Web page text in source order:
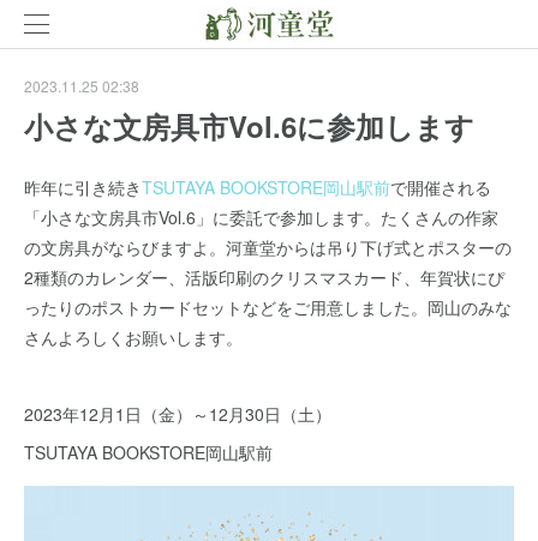
2023.11.25 02:38
小さな文房具市Vol.6に参加します
昨年に引き続きTSUTAYA BOOKSTORE岡山駅前で開催される
「小さな文房具市Vol.6」に委託で参加します。たくさんの作家
の文房具がならびますよ。河童堂からは吊り下げ式とポスターの
2種類のカレンダー、活版印刷のクリスマスカード、年賀状にぴ
ったりのポストカードセットなどをご用意しました。岡山のみな
さんよろしくお願いします。
2023年12月1日（金）～12月30日（土）
TSUTAYA BOOKSTORE岡山駅前